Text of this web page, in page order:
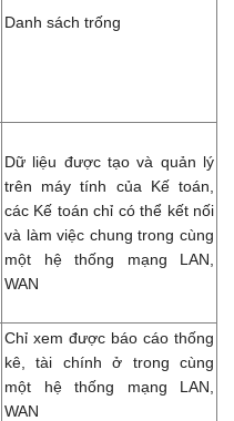
Danh sách trống
Dữ liệu được tạo và quản lý
trên máy tính của Kế toán,
các Kế toán chỉ có thể kết nối
và làm việc chung trong cùng
một hệ thống mạng LAN,
WAN
Chỉ xem được báo cáo thống
kê, tài chính ở trong cùng
một hệ thống mạng LAN,
WAN